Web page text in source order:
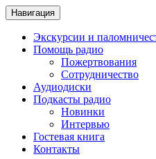
Навигация
Экскурсии и
Помощь радио
Пожертвования
Сотрудничество
Аудиодиски
Подкасты радио
Новинки
Интервью
Гостевая книга
Контакты